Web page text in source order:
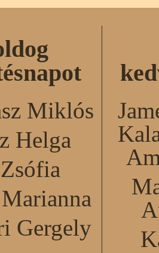
Miklós
Helga
Gergely